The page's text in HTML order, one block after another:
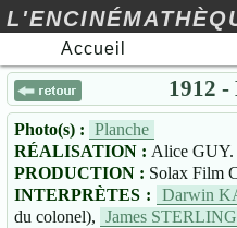
Accueil
1912
Photo(s) : Planche
RÉALISATION : Alice GUY.
PRODUCTION : Solax Film
INTERPRÈTES :
Darwin
du colonel), James STERLING